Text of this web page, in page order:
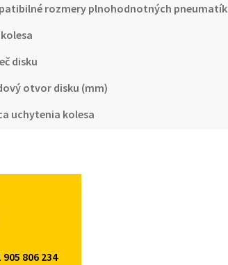
rozmery plnohodnotných pneumatík
disku
otvor disku (mm)
uchytenia kolesa
905 806 234